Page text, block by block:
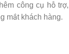
công cụ hỗ
mắt khách hàng.